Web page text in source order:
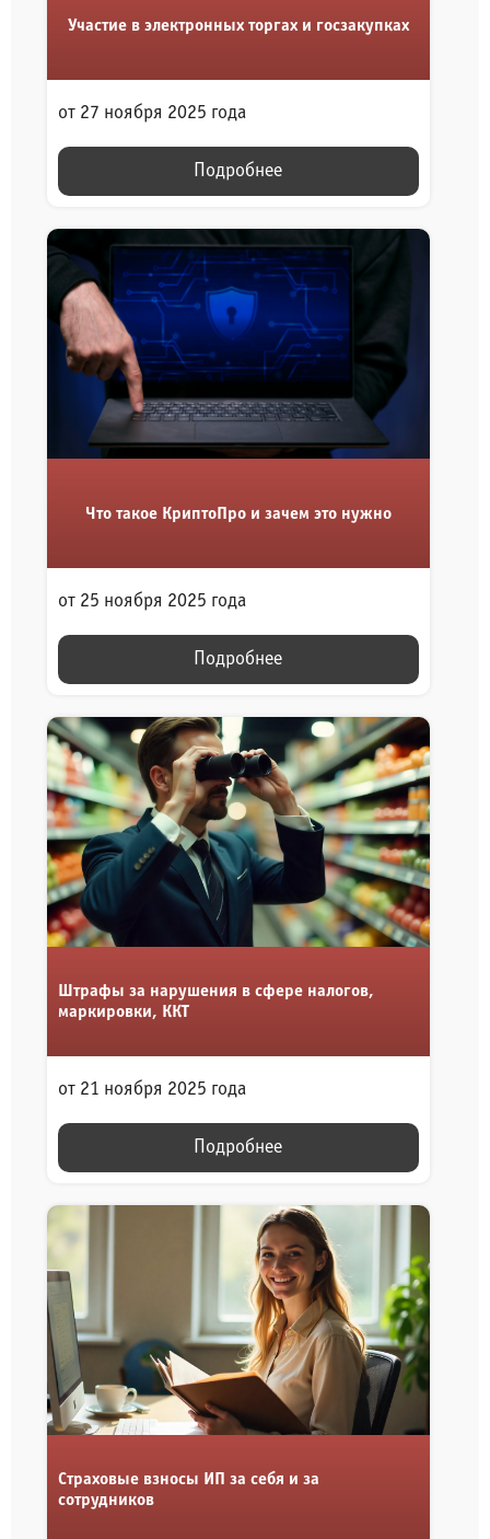
Участие в электронных торгах и госзакупках
от 27 ноября 2025 года
Подробнее
Что такое КриптоПро и зачем это нужно
от 25 ноября 2025 года
Подробнее
Штрафы за нарушения в сфере налогов,
маркировки, ККТ
от 21 ноября 2025 года
Подробнее
Страховые взносы ИП за себя и за
сотрудников